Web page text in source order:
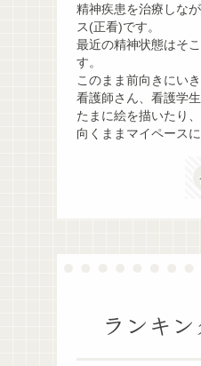
精神疾患を治療しな
ス(正看)です。
最近の精神状態はそ
す。
このまま前向きにいき
看護師さん、看護学
たまに絵を描いたり
向くままマイペース
ランキン